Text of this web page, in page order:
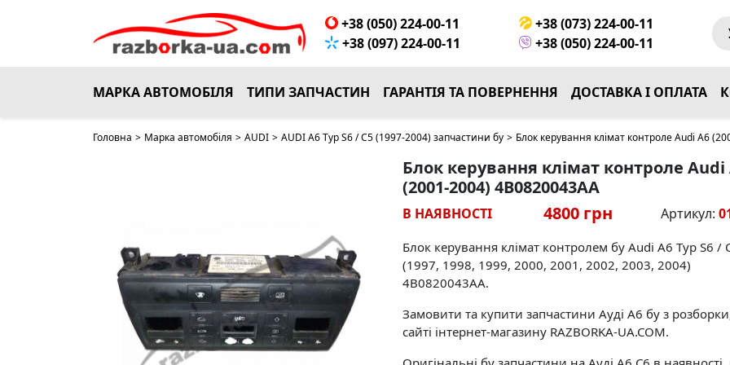
+38 (050) 224-00-11
+38 (073) 224-00-11
+38 (097) 224-00-11
+38 (050) 224-00-11
МАРКА АВТОМОБІЛЯ ТИПИ ЗАПЧАСТИН ГАРАНТІЯ ТА ПОВЕРНЕННЯ ДОСТАВКА І ОПЛАТА
Головна > Марка автомобіля > AUDI > AUDI A6 Typ S6 / C5 (1997-2004) запчастини бу > Блок керування клімат контроле Audi A6
Блок керування клімат контроле Audi
(2001-2004) 4B0820043AA
В НАЯВНОСТІ 4800 грн Артикул:
Блок керування клімат контролем бу Audi A6 Typ S6 /
(1997, 1998, 1999, 2000, 2001, 2002, 2003, 2004)
4B0820043AA.
Замовити та купити запчастини Ауді А6 бу з
сайті інтернет-магазину RAZBORKA-UA.COM.